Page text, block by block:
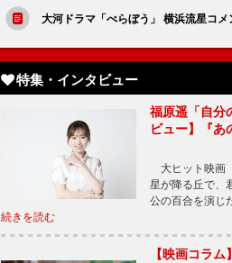
大河ドラマ「べらぼう」 横浜流星コメ
特集・インタビュー
福原遥「自分
ビュー】『あ
大ヒット映画
星が降る丘で、
公の百合を演じ
続きを読む
【映画コラ